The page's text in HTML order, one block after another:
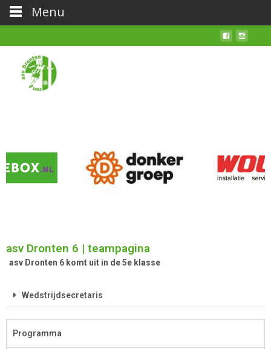
asv Dronten 6 | teampagina
asv Dronten 6 komt uit in de 5e klasse
Wedstrijdsecretaris
Programma
Menu